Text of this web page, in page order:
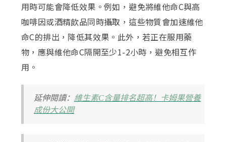
用時可能會降低效果。例如，避免將維他命C與高
咖啡因或酒精飲品同時攝取，這些物質會加速維他
命C的排出，降低其效果。此外，若正在服用藥
物，應與維他命C隔開至少1-2小時，避免相互作
用。
延伸閱讀： 維生素C含量排名超高！卡姆果營養
成份大公開